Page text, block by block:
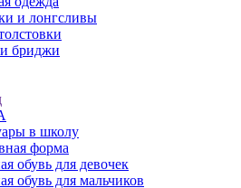
и лонгсливы
бриджи
в школу
форма
обувь для девочек
обувь для мальчиков